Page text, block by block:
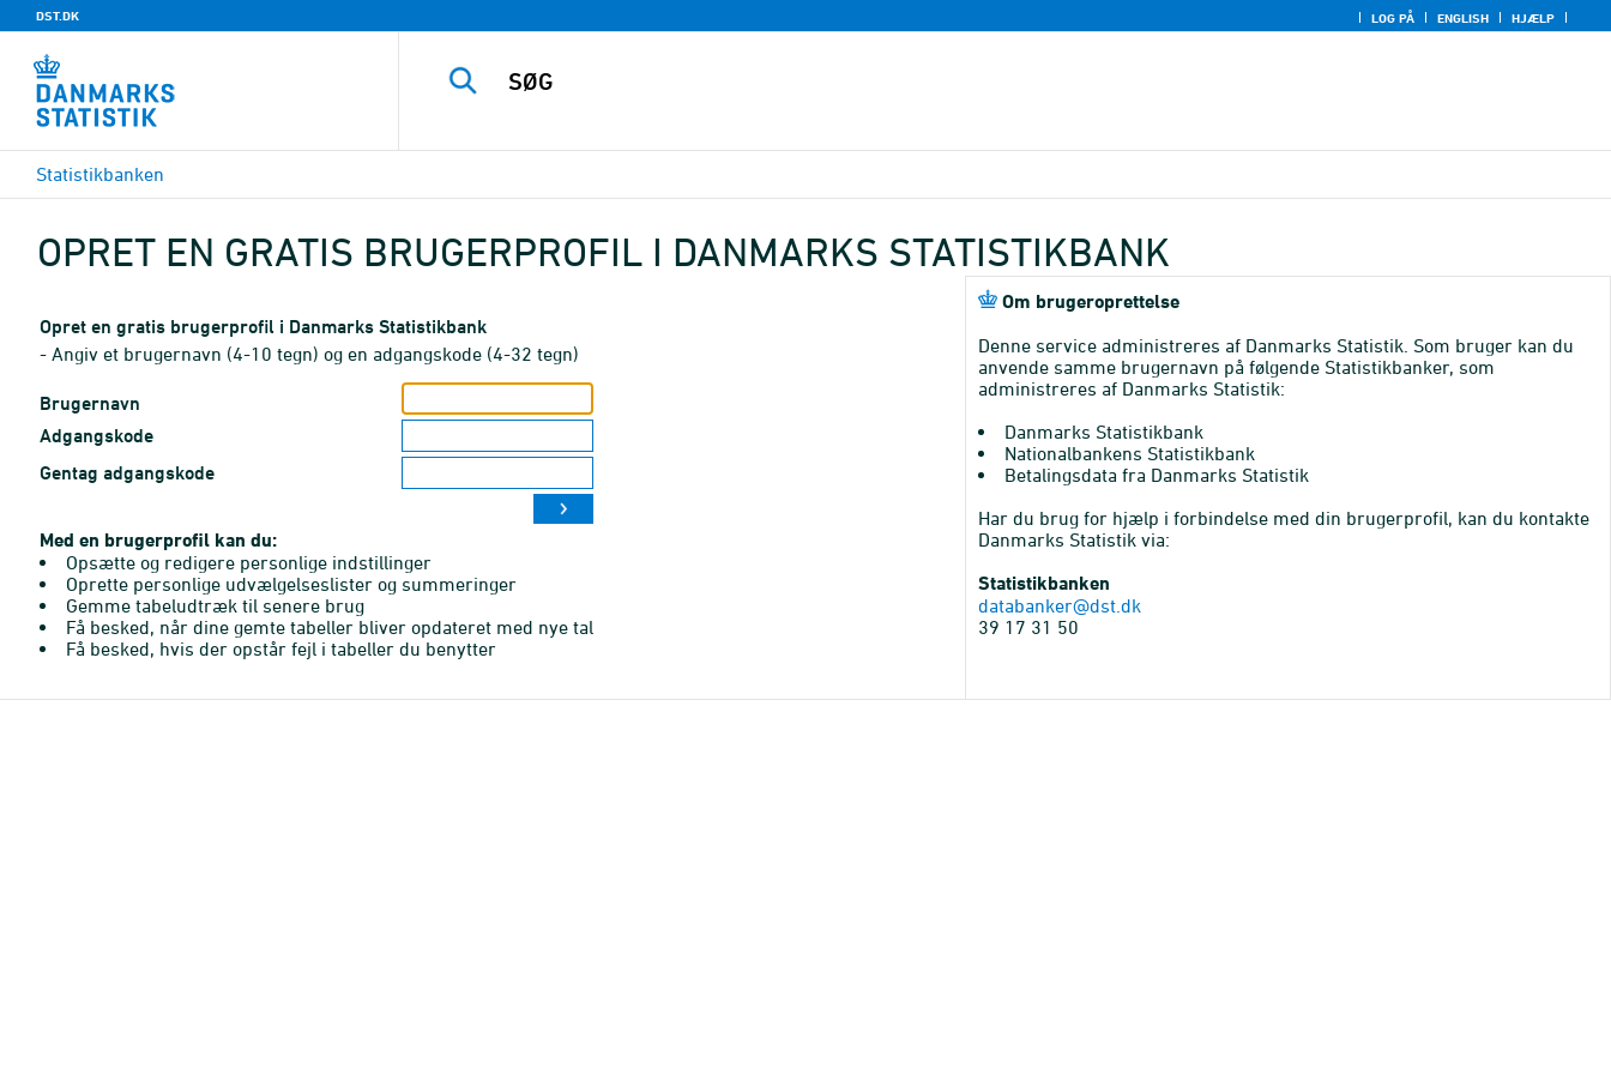
DST.DK LOG PÅ ENGLISH HJÆLP
Statistikbanken
OPRET EN GRATIS BRUGERPROFIL I DANMARKS STATISTIKBANK
Opret en gratis brugerprofil i Danmarks Statistikbank
- Angiv et brugernavn (4-10 tegn) og en adgangskode (4-32 tegn)
Brugernavn
Adgangskode
Gentag adgangskode
Med en brugerprofil kan du:
Opsætte og redigere personlige indstillinger
Oprette personlige udvælgelseslister og summeringer
Gemme tabeludtræk til senere brug
Få besked, når dine gemte tabeller bliver opdateret med nye tal
Få besked, hvis der opstår fejl i tabeller du benytter
Om brugeroprettelse
Denne service administreres af Danmarks Statistik. Som bruger kan du
anvende samme brugernavn på følgende Statistikbanker, som
administreres af Danmarks Statistik:
Danmarks Statistikbank
Nationalbankens Statistikbank
Betalingsdata fra Danmarks Statistik
Har du brug for hjælp i forbindelse med din brugerprofil, kan du kontakte
Danmarks Statistik via:
Statistikbanken
databanker@dst.dk
39 17 31 50